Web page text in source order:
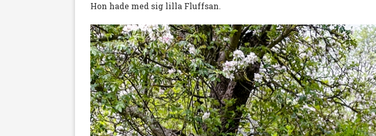
Hon hade med sig lilla Fluffsan.